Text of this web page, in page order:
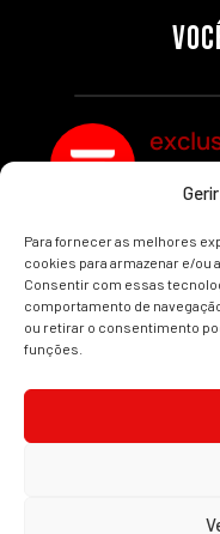
Para fornecer as melhores
cookies para armazenar e/ou
Consentir com essas
comportamento de
ou retirar o consentimento
funções.
SEGMENTOS A
Por
Ver
seus